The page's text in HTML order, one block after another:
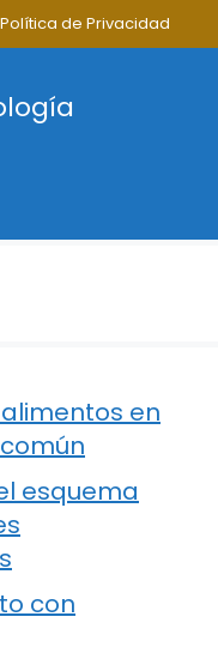
Política de Privacidad
en
esquema
con